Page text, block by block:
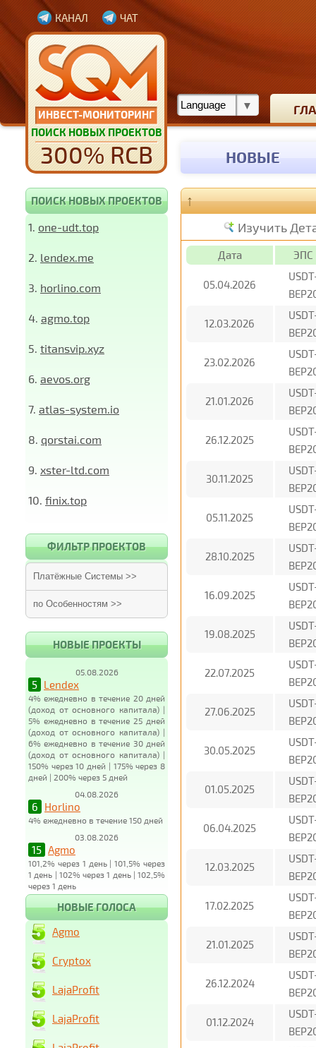
ИНВЕСТ-МОНИТОРИНГ
ПОИСК НОВЫХ ПРОЕКТОВ
300% RCB
КАНАЛ ЧАТ
НОВЫЕ
ПОИСК НОВЫХ ПРОЕКТОВ
1. one-udt.top
2. lendex.me
3. horlino.com
4. agmo.top
5. titansvip.xyz
6. aevos.org
7. atlas-system.io
8. qorstai.com
9. xster-ltd.com
10. finix.top
ФИЛЬТР ПРОЕКТОВ
Платёжные Системы >>
по Особенностям >>
НОВЫЕ ПРОЕКТЫ
05.08.2026
5 Lendex
4% ежедневно в течение 20 дней
(доход от основного капитала) |
5% ежедневно в течение 25 дней
(доход от основного капитала) |
6% ежедневно в течение 30 дней
(доход от основного капитала) |
150% через 10 дней | 175% через 8
дней | 200% через 5 дней
04.08.2026
6 Horlino
4% ежедневно в течение 150 дней
03.08.2026
15 Agmo
101,2% через 1 день | 101,5% через
1 день | 102% через 1 день | 102,5%
через 1 день
↑
Изучить
Дата ЭПС
05.04.2026
12.03.2026
23.02.2026
21.01.2026
26.12.2025
30.11.2025
05.11.2025
28.10.2025
16.09.2025
19.08.2025
22.07.2025
27.06.2025
30.05.2025
01.05.2025
06.04.2025
12.03.2025
17.02.2025
21.01.2025
26.12.2024
01.12.2024
НОВЫЕ ГОЛОСА
Agmo
Cryptox
LajaProfit
LajaProfit